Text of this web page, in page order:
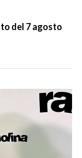
del 7 agosto